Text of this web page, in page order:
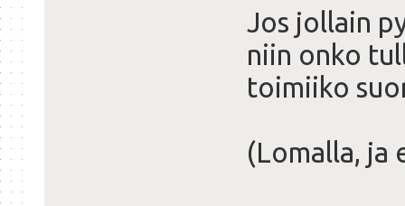
Jos jollain
niin onko
toimiiko
(Lomalla, ja